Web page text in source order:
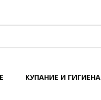
КУПАНИЕ И ГИГИЕНА